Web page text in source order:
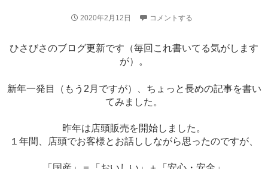
2020年2月12日 コメントする
ひさびさのブログ更新です（毎回これ書いてる気がします
が）。
新年一発目（もう2月ですが）、ちょっと長めの記事を書い
てみました。
昨年は店頭販売を開始しました。
１年間、店頭でお客様とお話ししながら思ったのですが、